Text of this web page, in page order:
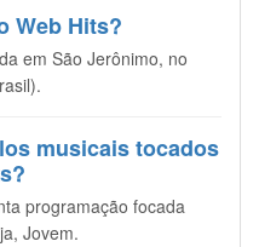
Web Hits?
em São Jerônimo, no
musicais tocados
programação focada
Jovem.